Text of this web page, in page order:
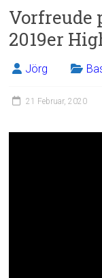
Vorfreude
2019er
Jörg
21 Februar, 2020